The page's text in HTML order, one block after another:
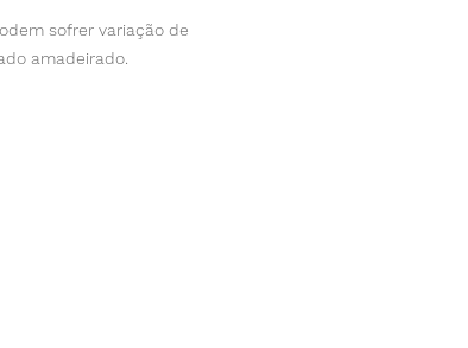
sofrer variação de
amadeirado.